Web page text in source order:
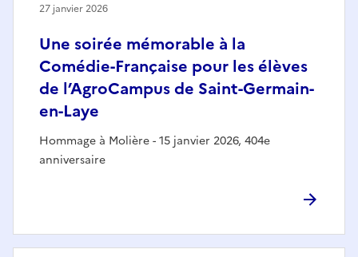
Une soirée mémorable à la
Comédie-Française pour les élèves
de l’AgroCampus de Saint-Germain-
en-Laye
Hommage à Molière - 15 janvier 2026, 404e
anniversaire
27 janvier 2026